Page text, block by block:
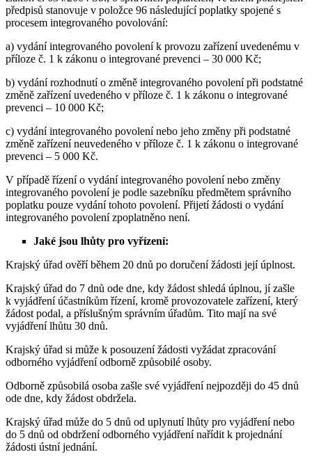
předpisů stanovuje v položce 96 následující poplatky spojené s
procesem integrovaného povolování:
a) vydání integrovaného povolení k provozu zařízení uvedenému v
příloze č. 1 k zákonu o integrované prevenci – 30 000 Kč;
b) vydání rozhodnutí o změně integrovaného povolení při podstatné
změně zařízení uvedeného v příloze č. 1 k zákonu o integrované
prevenci – 10 000 Kč;
c) vydání integrovaného povolení nebo jeho změny při podstatné
změně zařízení neuvedeného v příloze č. 1 k zákonu o integrované
prevenci – 5 000 Kč.
V případě řízení o vydání integrovaného povolení nebo změny
integrovaného povolení je podle sazebníku předmětem správního
poplatku pouze vydání tohoto povolení. Přijetí žádosti o vydání
integrovaného povolení zpoplatněno není.
Jaké jsou lhůty pro vyřízení:
Krajský úřad ověří během 20 dnů po doručení žádosti její úplnost.
Krajský úřad do 7 dnů ode dne, kdy žádost shledá úplnou, jí zašle
k vyjádření účastníkům řízení, kromě provozovatele zařízení, který
žádost podal, a příslušným správním úřadům. Tito mají na své
vyjádření lhůtu 30 dnů.
Krajský úřad si může k posouzení žádosti vyžádat zpracování
odborného vyjádření odborně způsobilé osoby.
Odborně způsobilá osoba zašle své vyjádření nejpozději do 45 dnů
ode dne, kdy žádost obdržela.
Krajský úřad může do 5 dnů od uplynutí lhůty pro vyjádření nebo
do 5 dnů od obdržení odborného vyjádření nařídit k projednání
žádosti ústní jednání.